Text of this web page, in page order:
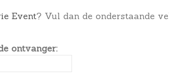
Event? Vul dan de onderstaande
ontvanger: